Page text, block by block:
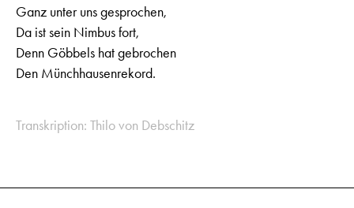
Ganz unter uns gesprochen,
Da ist sein Nimbus fort,
Denn Göbbels hat gebrochen
Den Münchhausenrekord.
Transkription: Thilo von Debschitz